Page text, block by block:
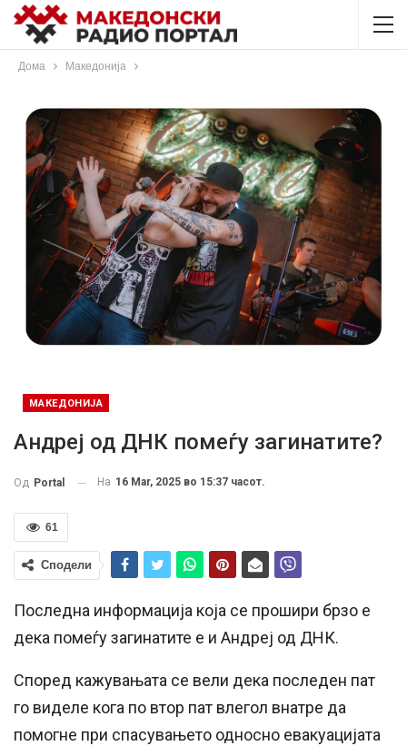
Дома Македонија
МАКЕДОНИЈА
Андреј од ДНК помеѓу загинатите?
Од Portal На 16 Mar, 2025 во 15:37 часот.
61
Сподели
Последна информација која се прошири брзо е
дека помеѓу загинатите е и Андреј од ДНК.
Според кажувањата се вели дека последен пат
го виделе кога по втор пат влегол внатре да
помогне при спасувањето односно евакуацијата